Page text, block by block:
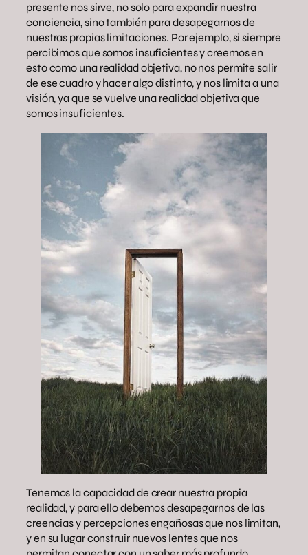
presente nos sirve, no solo para expandir nuestra
conciencia, sino también para desapegarnos de
nuestras propias limitaciones. Por ejemplo, si siempre
percibimos que somos insuficientes y creemos en
esto como una realidad objetiva, no nos permite salir
de ese cuadro y hacer algo distinto, y nos limita a una
visión, ya que se vuelve una realidad objetiva que
somos insuficientes.
Tenemos la capacidad de crear nuestra propia
realidad, y para ello debemos desapegarnos de las
creencias y percepciones engañosas que nos limitan,
y en su lugar construir nuevos lentes que nos